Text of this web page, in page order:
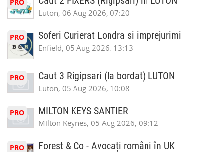
PRO
Luton, 06 Aug 2026, 07:20
PRO Soferi Curierat Londra si imprejurimi
Enfield, 05 Aug 2026, 13:13
PRO Caut 3 Rigipsari (la bordat) LUTON
Luton, 05 Aug 2026, 10:08
PRO MILTON KEYS SANTIER
Milton Keynes, 05 Aug 2026, 09:12
PRO Forest & Co - Avocați români în UK